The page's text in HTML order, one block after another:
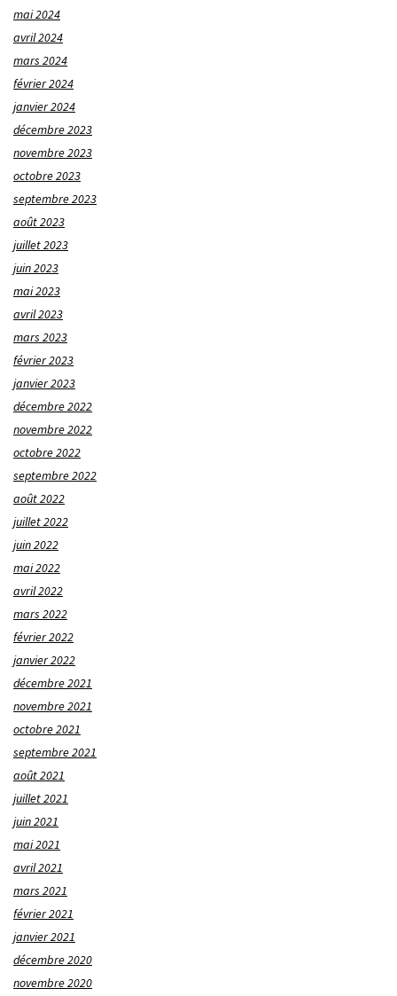
mai 2024
avril 2024
mars 2024
février 2024
janvier 2024
décembre 2023
novembre 2023
octobre 2023
septembre 2023
août 2023
juillet 2023
juin 2023
mai 2023
avril 2023
mars 2023
février 2023
janvier 2023
décembre 2022
novembre 2022
octobre 2022
septembre 2022
août 2022
juillet 2022
juin 2022
mai 2022
avril 2022
mars 2022
février 2022
janvier 2022
décembre 2021
novembre 2021
octobre 2021
septembre 2021
août 2021
juillet 2021
juin 2021
mai 2021
avril 2021
mars 2021
février 2021
janvier 2021
décembre 2020
novembre 2020